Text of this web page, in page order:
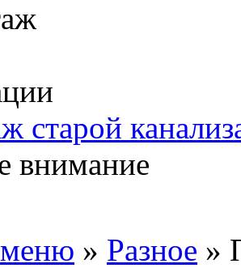
старой
внимание
меню » Разное »